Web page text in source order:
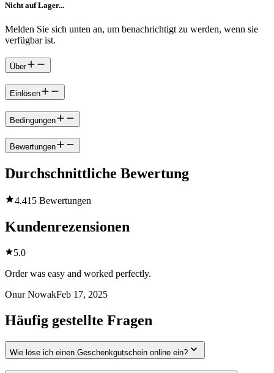
Nicht auf Lager...
Melden Sie sich unten an, um benachrichtigt zu werden, wenn sie
verfügbar ist.
Über
Einlösen
Bedingungen
Bewertungen
Durchschnittliche Bewertung
4.415 Bewertungen
Kundenrezensionen
5.0
Order was easy and worked perfectly.
Onur NowakFeb 17, 2025
Häufig gestellte Fragen
Wie löse ich einen Geschenkgutschein online ein?